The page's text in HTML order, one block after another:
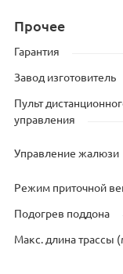
Прочее
Гарантия
Завод изготовитель
Пульт
управления
Управление жалюзи
Режим приточной
Подогрев поддона
Макс. длина трассы